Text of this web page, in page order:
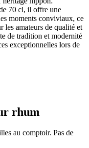
70 cl, il offre une
moments conviviaux, ce
les amateurs de qualité et
de tradition et modernité
exceptionnelles lors de
rhum
au comptoir. Pas de